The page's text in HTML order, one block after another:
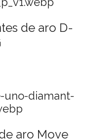
de aro D-
aro Move